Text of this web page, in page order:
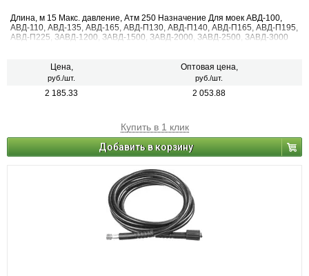
Длина, м 15 Макс. давление, Атм 250 Назначение Для моек АВД-100,
АВД-110, АВД-135, АВД-165, АВД-П130, АВД-П140, АВД-П165, АВД-П195,
АВД-П225, ЗАВД-1200, ЗАВД-1500, ЗАВД-2000, ЗАВД-2500, ЗАВД-3000
Цена,
руб./шт.
Оптовая цена,
руб./шт.
2 185.33 2 053.88
Купить в 1 клик
Добавить в корзину